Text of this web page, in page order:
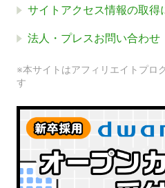
サイトアクセス情報の取得
法人・プレスお問い合わせ
※本サイトはアフィリエイトプロ
す